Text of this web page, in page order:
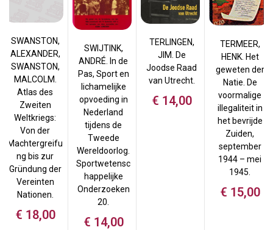
SWANSTON,
ALEXANDER,
SWANSTON,
MALCOLM.
Atlas des
Zweiten
Weltkriegs:
Von der
Machtergreifu
ng bis zur
Gründung der
Vereinten
Nationen.
€ 18,00
SWIJTINK,
ANDRÉ. In de
Pas, Sport en
lichamelijke
opvoeding in
Nederland
tijdens de
Tweede
Wereldoorlog.
Sportwetensc
happelijke
Onderzoeken
20.
€ 14,00
TERLINGEN,
JIM. De
Joodse Raad
van Utrecht.
€ 14,00
TERMEER,
HENK. Het
geweten der
Natie. De
voormalige
illegaliteit in
het bevrijde
Zuiden,
september
1944 – mei
1945.
€ 15,00